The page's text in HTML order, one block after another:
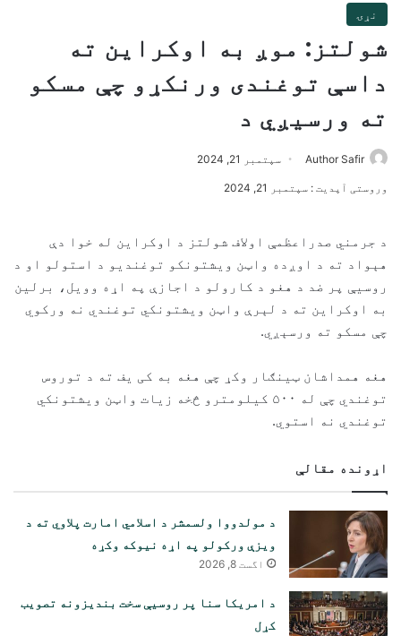
نړۍ
شولتز: موږ به اوکراین ته
داسې توغندی ورنکړو چې مسکو
ته ورسیږي د
Author Safir سپتمبر 21, 2024
وروستی آپدیت : سپتمبر 21, 2024
د جرمني صدراعظمې اولاف شولتز د اوکراین له خوا دې
هېواد ته د اوږده واټن ویشتونکو توغندیو د استولو او د
روسیې پر ضد د هغو د کارولو د اجازې په اړه وویل، برلین
به اوکراین ته د لېرې واټن ویشتونکي توغندي نه ورکوي
چې مسکو ته ورسېږي.
هغه همداشان ټینګار وکړ چې هغه به کی یف ته د توروس
توغندي چې له ۵۰۰ کیلومترو څخه زیات واټن ویشتونکي
توغندي نه استوي.
اړونده مقالې
د مولدووا ولسمشر د اسلامي امارت پلاوي ته د
ویزې ورکولو په اړه نیوکه وکړه
اگست 8, 2026
د امریکا سنا پر روسیې سخت بندیزونه تصویب
کړل